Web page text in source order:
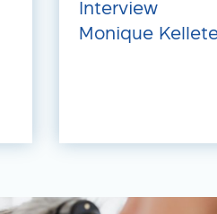
Interview
Monique